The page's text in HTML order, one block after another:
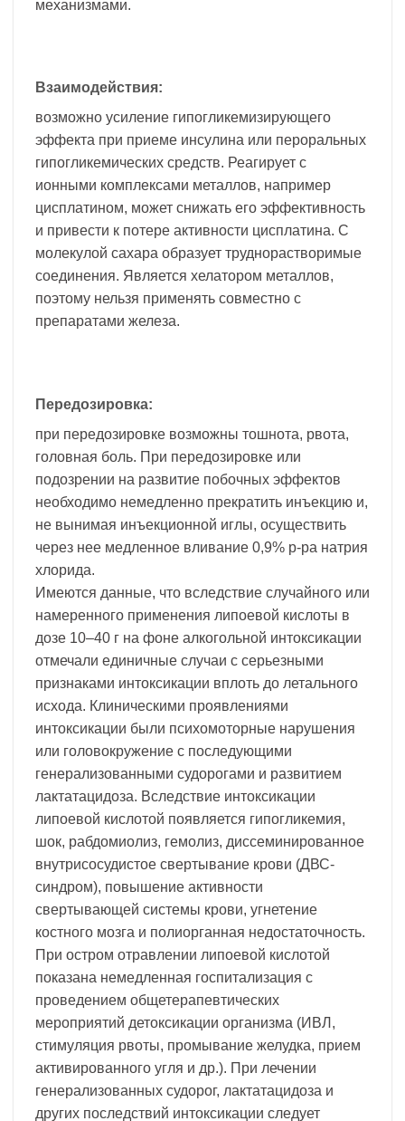
механизмами.
Взаимодействия:
возможно усиление гипогликемизирующего
эффекта при приеме инсулина или пероральных
гипогликемических средств. Реагирует с
ионными комплексами металлов, например
цисплатином, может снижать его эффективность
и привести к потере активности цисплатина. С
молекулой сахара образует труднорастворимые
соединения. Является хелатором металлов,
поэтому нельзя применять совместно с
препаратами железа.
Передозировка:
при передозировке возможны тошнота, рвота,
головная боль. При передозировке или
подозрении на развитие побочных эффектов
необходимо немедленно прекратить инъекцию и,
не вынимая инъекционной иглы, осуществить
через нее медленное вливание 0,9% р-ра натрия
хлорида.
Имеются данные, что вследствие случайного или
намеренного применения липоевой кислоты в
дозе 10–40 г на фоне алкогольной интоксикации
отмечали единичные случаи с серьезными
признаками интоксикации вплоть до летального
исхода. Клиническими проявлениями
интоксикации были психомоторные нарушения
или головокружение с последующими
генерализованными судорогами и развитием
лактатацидоза. Вследствие интоксикации
липоевой кислотой появляется гипогликемия,
шок, рабдомиолиз, гемолиз, диссеминированное
внутрисосудистое свертывание крови (ДВС-
синдром), повышение активности
свертывающей системы крови, угнетение
костного мозга и полиорганная недостаточность.
При остром отравлении липоевой кислотой
показана немедленная госпитализация с
проведением общетерапевтических
мероприятий детоксикации организма (ИВЛ,
стимуляция рвоты, промывание желудка, прием
активированного угля и др.). При лечении
генерализованных судорог, лактатацидоза и
других последствий интоксикации следует